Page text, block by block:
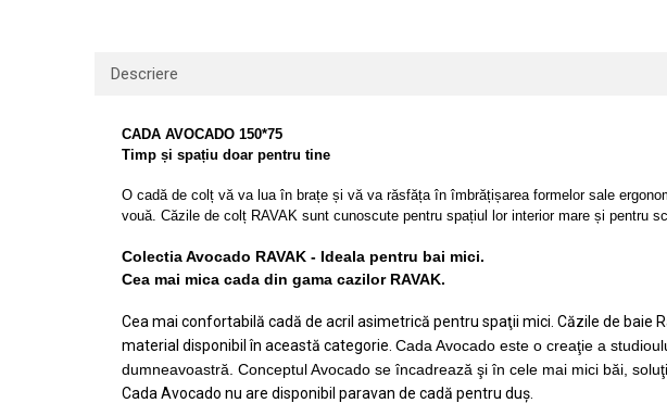
Lavoare pe mobilier
Lavoare suspendate,semipiedestal
Bideuri suspendate
Vase WC stative
Vase WC suspendate
Descriere
CADA AVOCADO 150*75
Timp și spațiu doar pentru tine
O cadă de colț vă va lua în brațe și vă va răsfăța în îmbrățișarea formelor sale
vouă. Căzile de colț RAVAK sunt cunoscute pentru spațiul lor interior mare și pentru
Colectia Avocado RAVAK - Ideala pentru bai mici.
Cea mai mica cada din gama cazilor RAVAK.
Cea mai confortabilă cadă de acril asimetrică pentru spaţii mici. Căzile de baie
material disponibil în această categorie. Cada Avocado este o creaţie a
dumneavoastră. Conceptul Avocado se încadrează şi în cele mai mici băi,
Cada Avocado nu are disponibil paravan de cadă pentru duş.